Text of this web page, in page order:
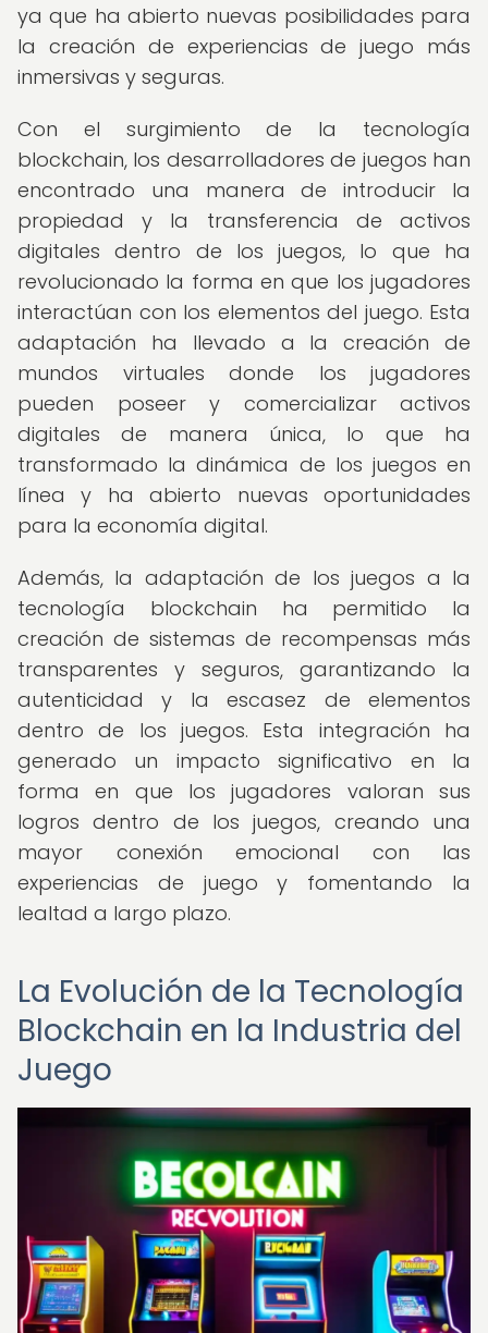
ya que ha abierto nuevas posibilidades para
la creación de experiencias de juego más
inmersivas y seguras.
Con el surgimiento de la tecnología
blockchain, los desarrolladores de juegos han
encontrado una manera de introducir la
propiedad y la transferencia de activos
digitales dentro de los juegos, lo que ha
revolucionado la forma en que los jugadores
interactúan con los elementos del juego. Esta
adaptación ha llevado a la creación de
mundos virtuales donde los jugadores
pueden poseer y comercializar activos
digitales de manera única, lo que ha
transformado la dinámica de los juegos en
línea y ha abierto nuevas oportunidades
para la economía digital.
Además, la adaptación de los juegos a la
tecnología blockchain ha permitido la
creación de sistemas de recompensas más
transparentes y seguros, garantizando la
autenticidad y la escasez de elementos
dentro de los juegos. Esta integración ha
generado un impacto significativo en la
forma en que los jugadores valoran sus
logros dentro de los juegos, creando una
mayor conexión emocional con las
experiencias de juego y fomentando la
lealtad a largo plazo.
La Evolución de la Tecnología
Blockchain en la Industria del
Juego